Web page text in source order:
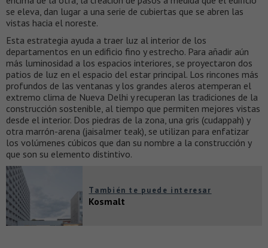
se eleva, dan lugar a una serie de cubiertas que se abren las
vistas hacia el noreste.
Esta estrategia ayuda a traer luz al interior de los
departamentos en un edificio fino y estrecho. Para añadir aún
más luminosidad a los espacios interiores, se proyectaron dos
patios de luz en el espacio del estar principal. Los rincones más
profundos de las ventanas y los grandes aleros atemperan el
extremo clima de Nueva Delhi y recuperan las tradiciones de la
construcción sostenible, al tiempo que permiten mejores vistas
desde el interior. Dos piedras de la zona, una gris (cudappah) y
otra marrón-arena (jaisalmer teak), se utilizan para enfatizar
los volúmenes cúbicos que dan su nombre a la construcción y
que son su elemento distintivo.
También te puede interesar
Kosmalt